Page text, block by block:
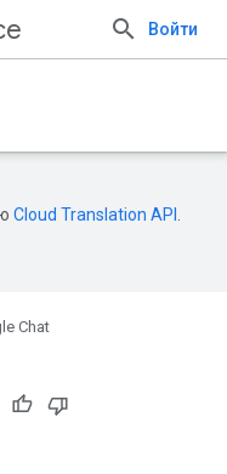
Войти
Cloud Translation API
Chat